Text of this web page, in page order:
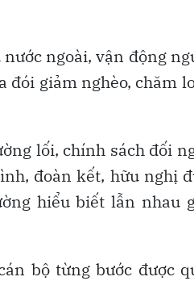
ngoài, vận động
giảm nghèo, chăm
lối, chính sách đối
đoàn kết, hữu nghị
hiểu biết lẫn nhau
bộ từng bước được